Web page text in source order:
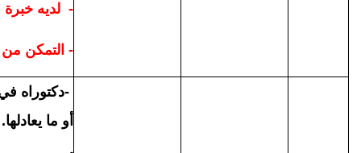
- لديه
- التمكن من
-دكتوراه
أو ما يعادلها.